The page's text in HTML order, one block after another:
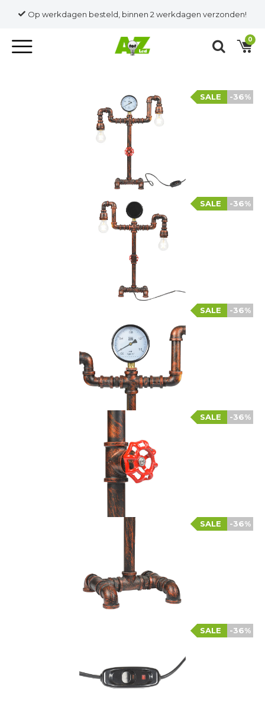
Op werkdagen besteld, binnen 2 werkdagen verzonden!
0
-36%
SALE
-36%
SALE
-36%
SALE
-36%
SALE
-36%
SALE
-36%
SALE